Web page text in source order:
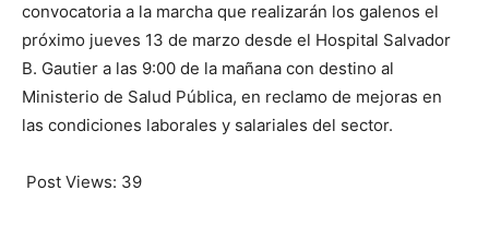
convocatoria a la marcha que realizarán los galenos el
próximo jueves 13 de marzo desde el Hospital Salvador
B. Gautier a las 9:00 de la mañana con destino al
Ministerio de Salud Pública, en reclamo de mejoras en
las condiciones laborales y salariales del sector.
Post Views: 39